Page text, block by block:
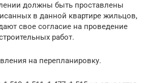
должны быть проставлены
в данной квартире жильцов,
свое согласие на проведение
работ.
на перепланировку.